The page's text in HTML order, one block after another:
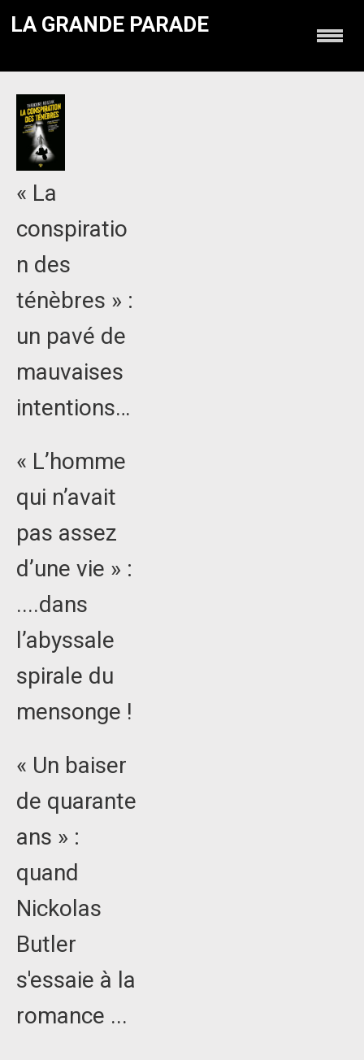
LA GRANDE PARADE
« La
conspiratio
n des
ténèbres » :
un pavé de
mauvaises
intentions…
« L’homme
qui n’avait
pas assez
d’une vie » :
....dans
l’abyssale
spirale du
mensonge !
« Un baiser
de quarante
ans » :
quand
Nickolas
Butler
s'essaie à la
romance ...